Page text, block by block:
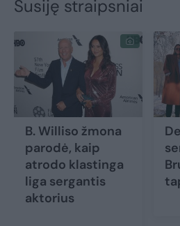
Susiję straipsniai
B. Williso žmona
parodė, kaip
atrodo klastinga
liga sergantis
aktorius